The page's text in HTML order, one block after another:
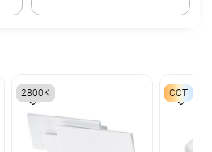
2800K CCT